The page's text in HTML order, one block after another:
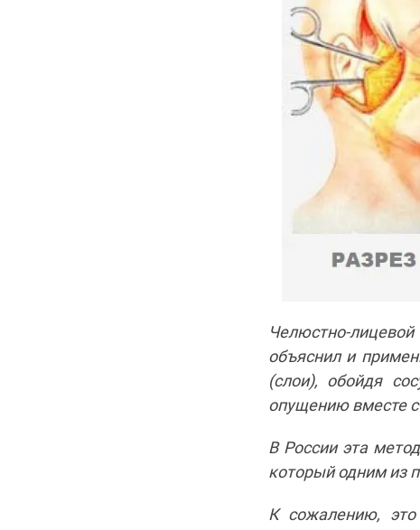
Челюстно-
объяснил и
(слои), обойдя
опущению вместе
В России эта
который одним из
К сожалению, это